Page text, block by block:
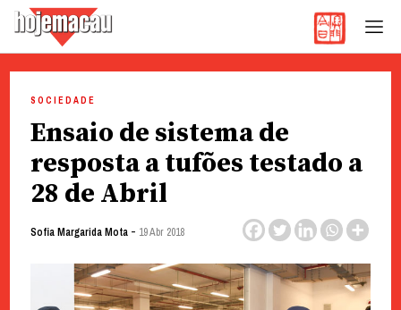
content
SOCIEDADE
Ensaio de sistema de
resposta a tufões testado a
28 de Abril
Sofia Margarida Mota- 19 Abr 2018